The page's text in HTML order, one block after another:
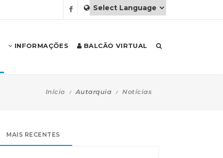
INFORMAÇÕES BALCÃO VIRTUAL
Início Autarquia Notícias
MAIS RECENTES